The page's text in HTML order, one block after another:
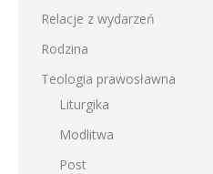
Relacje z wydarzeń
Rodzina
Teologia prawosławna
Liturgika
Modlitwa
Post